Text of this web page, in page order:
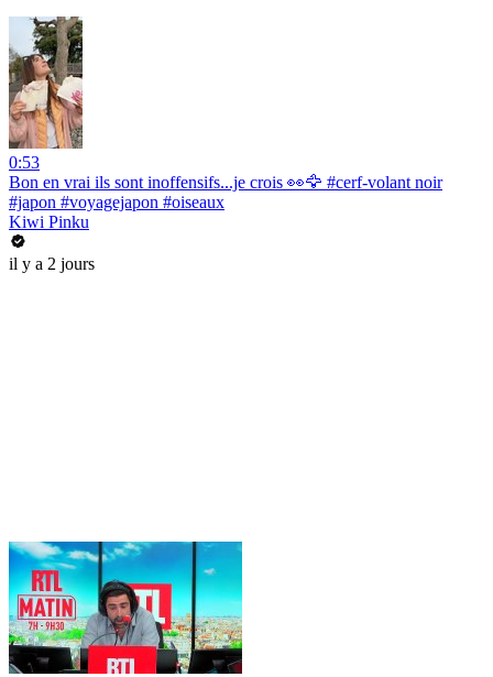
0:53
Bon en vrai ils sont inoffensifs...je crois 👀🦅 #cerf-volant noir
#japon #voyagejapon #oiseaux
Kiwi Pinku
il y a 2 jours